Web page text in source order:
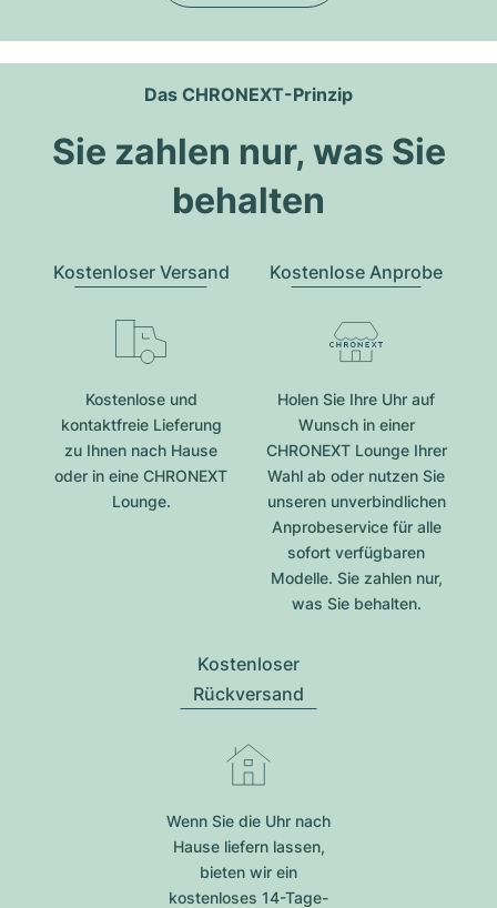
Das CHRONEXT-Prinzip
Sie zahlen nur, was Sie
behalten
Kostenloser Versand
Kostenlose und
kontaktfreie Lieferung
zu Ihnen nach Hause
oder in eine CHRONEXT
Lounge.
Kostenlose Anprobe
Holen Sie Ihre Uhr auf
Wunsch in einer
CHRONEXT Lounge Ihrer
Wahl ab oder nutzen Sie
unseren unverbindlichen
Anprobeservice für alle
sofort verfügbaren
Modelle. Sie zahlen nur,
was Sie behalten.
Kostenloser
Rückversand
Wenn Sie die Uhr nach
Hause liefern lassen,
bieten wir ein
kostenloses 14-Tage-